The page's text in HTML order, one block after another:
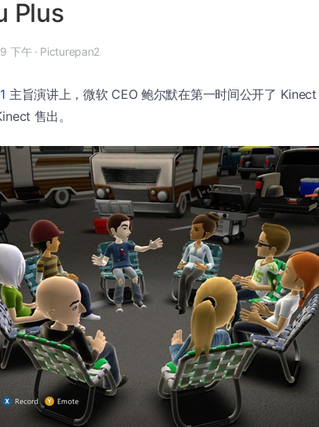
Plus
月 6 日, 1:19 下午 · Picturepan2
主旨演讲上，微软 CEO 鲍尔默在第一时间公开了
售出。